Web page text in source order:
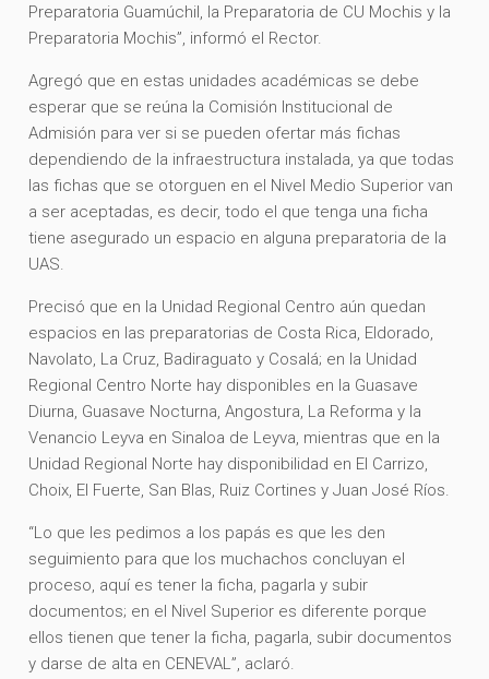
Preparatoria Guamúchil, la Preparatoria de CU Mochis y la
Preparatoria Mochis”, informó el Rector.
Agregó que en estas unidades académicas se debe
esperar que se reúna la Comisión Institucional de
Admisión para ver si se pueden ofertar más fichas
dependiendo de la infraestructura instalada, ya que todas
las fichas que se otorguen en el Nivel Medio Superior van
a ser aceptadas, es decir, todo el que tenga una ficha
tiene asegurado un espacio en alguna preparatoria de la
UAS.
Precisó que en la Unidad Regional Centro aún quedan
espacios en las preparatorias de Costa Rica, Eldorado,
Navolato, La Cruz, Badiraguato y Cosalá; en la Unidad
Regional Centro Norte hay disponibles en la Guasave
Diurna, Guasave Nocturna, Angostura, La Reforma y la
Venancio Leyva en Sinaloa de Leyva, mientras que en la
Unidad Regional Norte hay disponibilidad en El Carrizo,
Choix, El Fuerte, San Blas, Ruiz Cortines y Juan José Ríos.
“Lo que les pedimos a los papás es que les den
seguimiento para que los muchachos concluyan el
proceso, aquí es tener la ficha, pagarla y subir
documentos; en el Nivel Superior es diferente porque
ellos tienen que tener la ficha, pagarla, subir documentos
y darse de alta en CENEVAL”, aclaró.